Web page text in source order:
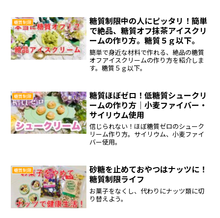
糖質制限
糖質制限中の人にピッタリ！簡単
で絶品、糖質オフ抹茶アイスクリ
ームの作り方。糖質５ｇ以下。
簡単で身近な材料で作れる、絶品の糖質
オフアイスクリームの作り方を紹介しま
す。糖質５ｇ以下。
糖質制限
糖質ほぼゼロ！低糖質シュークリ
ームの作り方｜小麦ファイバー・
サイリウム使用
信じられない！ほぼ糖質ゼロのシューク
リーム作り方。サイリウム、小麦ファイ
バー使用。
糖質制限
砂糖を止めておやつはナッツに！
糖質制限ライフ
お菓子をなくし、代わりにナッツ類に切
り替えよう。